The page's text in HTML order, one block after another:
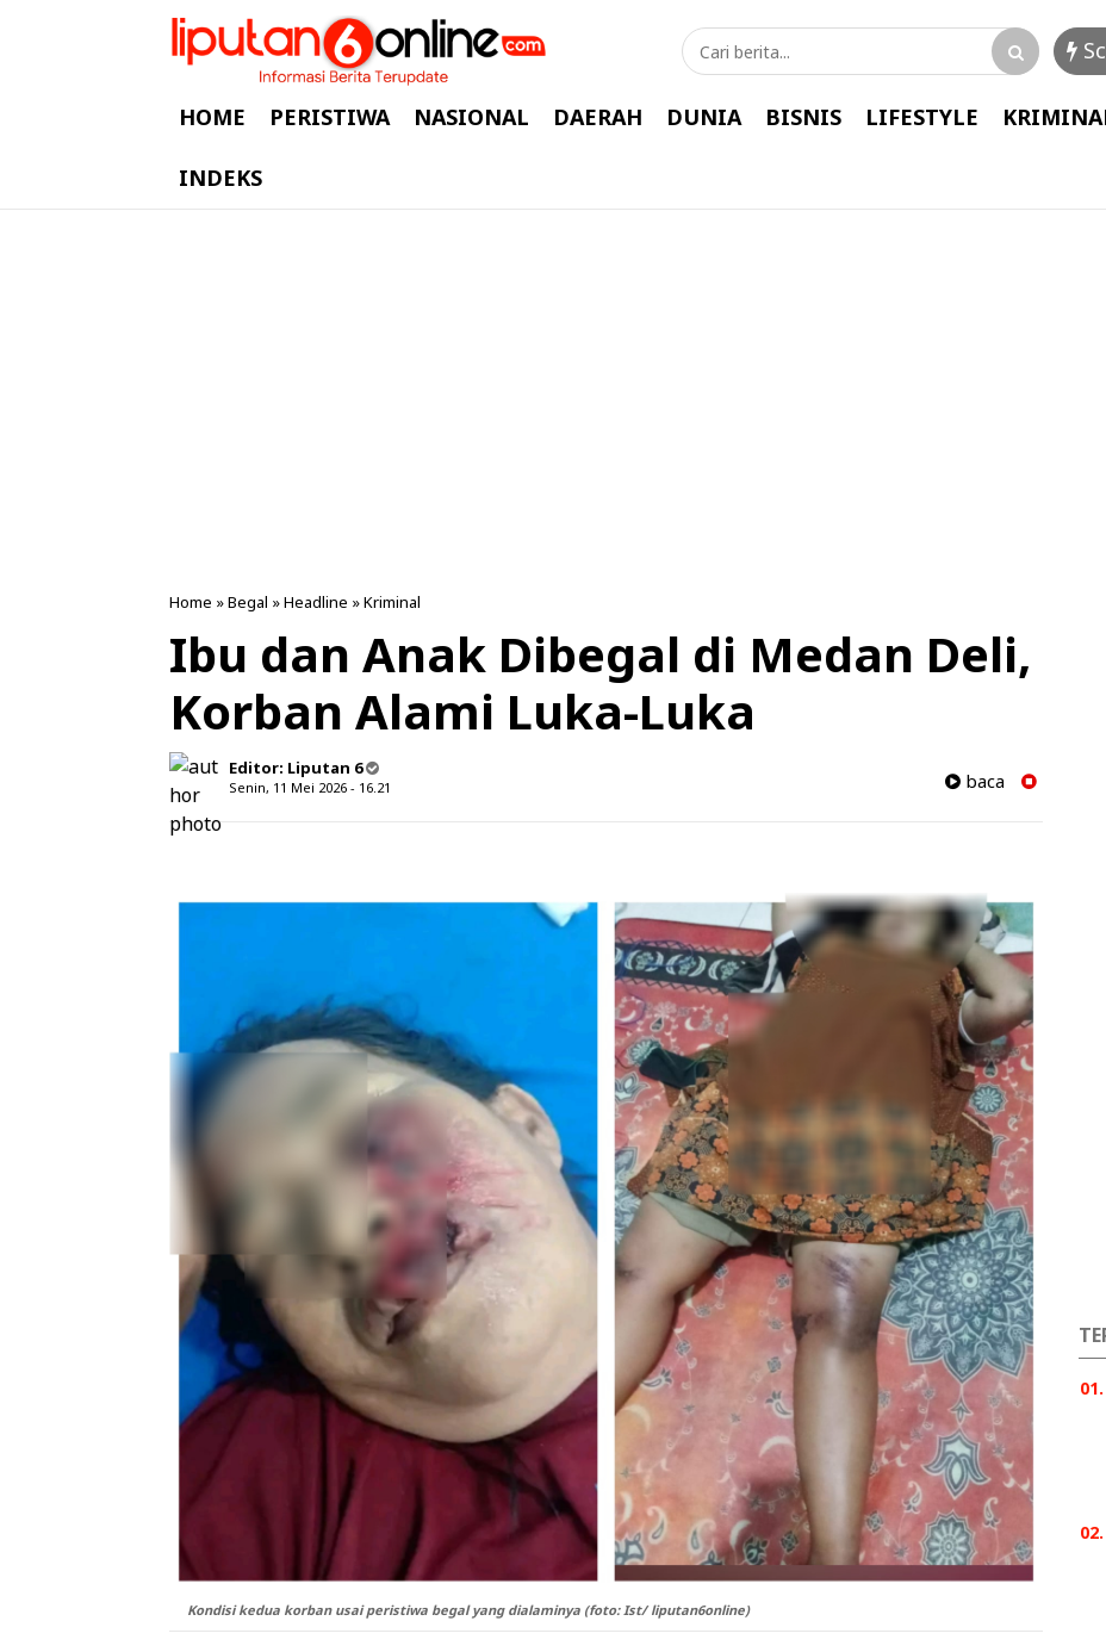
HOME PERISTIWA NASIONAL DAERAH DUNIA BISNIS LIFESTYLE
INDEKS
Home »Begal »Headline »Kriminal
Ibu dan Anak Dibegal di Medan Deli,
Korban Alami Luka-Luka
Editor: Liputan 6
Senin, 11 Mei 2026 - 16.21 baca
Kondisi kedua korban usai peristiwa begal yang dialaminya (foto: Ist/ liputan6online)